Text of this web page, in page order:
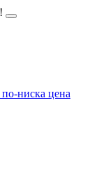
ниска цена